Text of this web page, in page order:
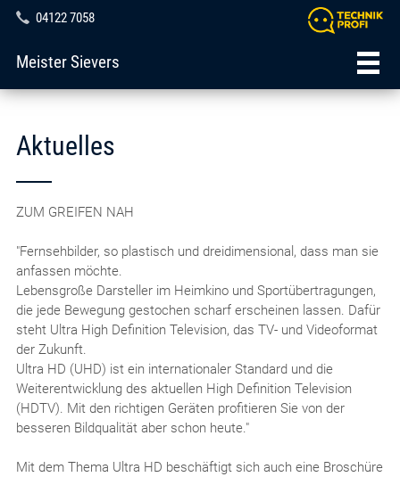
04122 7058
Meister Sievers
Aktuelles
ZUM GREIFEN NAH
"Fernsehbilder, so plastisch und dreidimensional, dass man sie
anfassen möchte.
Lebensgroße Darsteller im Heimkino und Sportübertragungen,
die jede Bewegung gestochen scharf erscheinen lassen. Dafür
steht Ultra High Definition Television, das TV- und Videoformat
der Zukunft.
Ultra HD (UHD) ist ein internationaler Standard und die
Weiterentwicklung des aktuellen High Definition Television
(HDTV). Mit den richtigen Geräten profitieren Sie von der
besseren Bildqualität aber schon heute."
Mit dem Thema Ultra HD beschäftigt sich auch eine Broschüre